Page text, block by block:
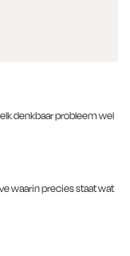
denkbaar probleem wel
waarin precies staat wat